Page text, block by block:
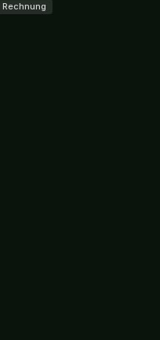
Rechnung